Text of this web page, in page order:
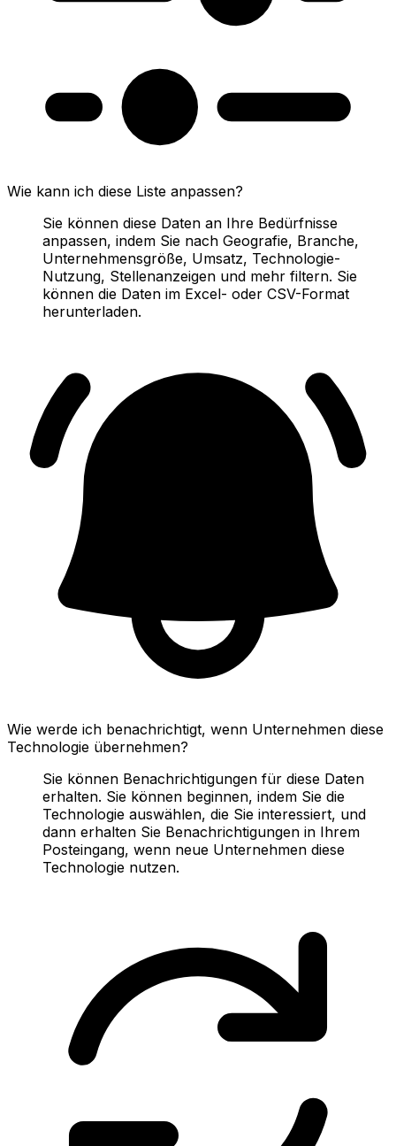
Wie kann ich diese Liste anpassen?
Sie können diese Daten an Ihre Bedürfnisse
anpassen, indem Sie nach Geografie, Branche,
Unternehmensgröße, Umsatz, Technologie-
Nutzung, Stellenanzeigen und mehr filtern. Sie
können die Daten im Excel- oder CSV-Format
herunterladen.
Wie werde ich benachrichtigt, wenn Unternehmen diese
Technologie übernehmen?
Sie können Benachrichtigungen für diese Daten
erhalten. Sie können beginnen, indem Sie die
Technologie auswählen, die Sie interessiert, und
dann erhalten Sie Benachrichtigungen in Ihrem
Posteingang, wenn neue Unternehmen diese
Technologie nutzen.